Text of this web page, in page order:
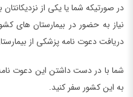
در صورتیکه شما یا یکی از
نیاز به حضور در بیمارستان های
دریافت دعوت نامه پزشکی از
شما با در دست داشتن این دعوت
به این کشور سفر کنید.